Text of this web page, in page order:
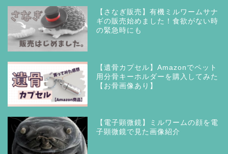
【さなぎ販売】有機ミルワームサナ
ギの販売始めました！食欲がない時
の緊急時にも
【遺骨カプセル】Amazonでペット
用分骨キーホルダーを購入してみた
【お骨画像あり】
【電子顕微鏡】ミルワームの顔を電
子顕微鏡で見た画像紹介